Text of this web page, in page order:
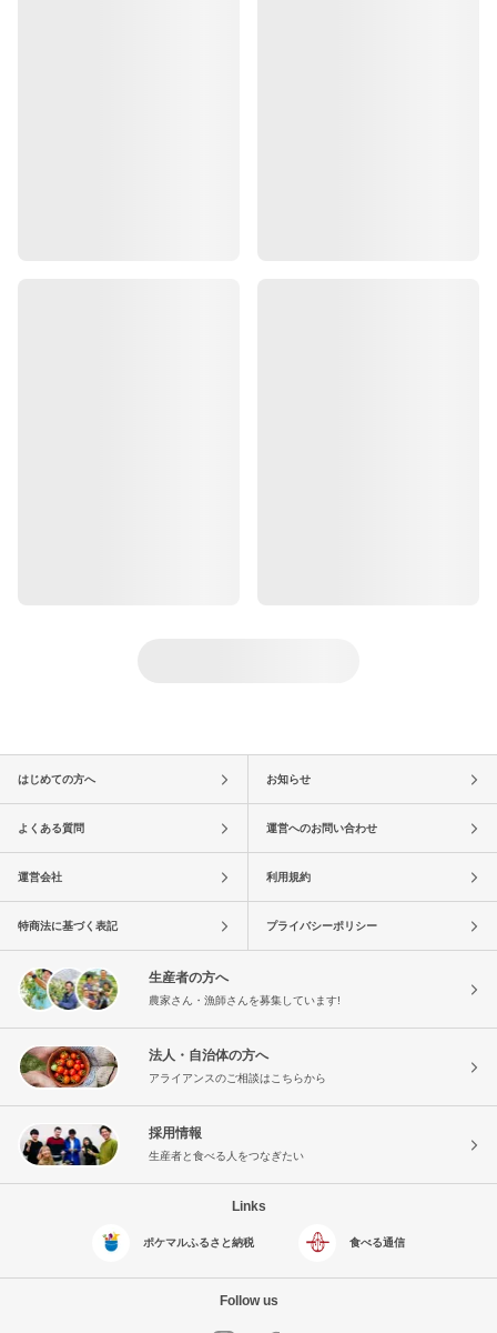
はじめての方へ お知らせ
よくある質問 運営へのお問い合わせ
運営会社 利用規約
特商法に基づく表記 プライバシーポリシー
生産者の方へ
農家さん・漁師さんを募集しています!
法人・自治体の方へ
アライアンスのご相談はこちらから
採用情報
生産者と食べる人をつなぎたい
Links
ポケマルふるさと納税 食べる通信
Follow us